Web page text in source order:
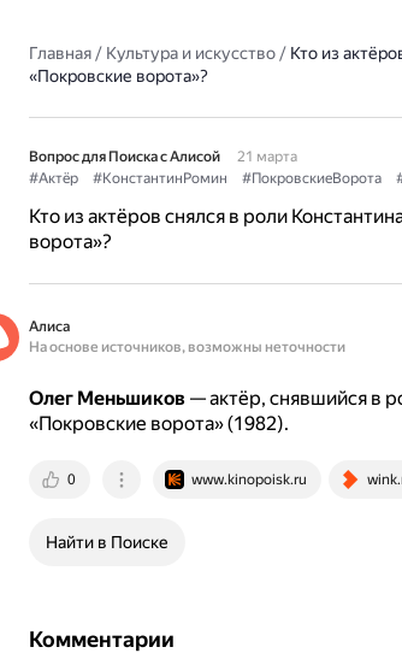
Главная/ Культура и искусство/ Кто из
«Покровские ворота»?
Вопрос для Поиска с Алисой
21 марта
#Актёр
#КонстантинРомин #ПокровскиеВорота
Кто из актёров снялся в роли
ворота»?
Алиса
На основе источников, возможны неточности
Олег Меньшиков— актёр, снявшийся в
«Покровские ворота» (1982).
0 www.kinopoisk.ru
Найти в Поиске
Комментарии